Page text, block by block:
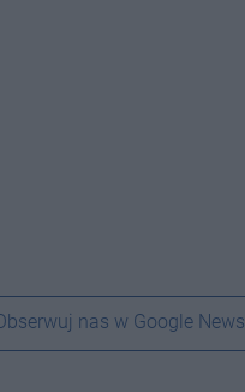
nas w Google News